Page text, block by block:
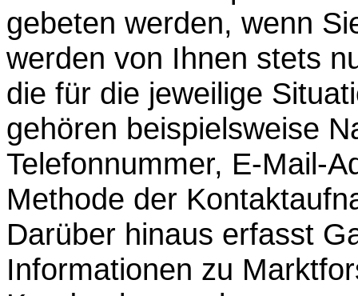
gebeten werden, wenn
werden von Ihnen stets
die für die jeweilige
gehören beispielsweise
Telefonnummer, E-Mail-
Methode der
Darüber hinaus erfasst
Informationen zu